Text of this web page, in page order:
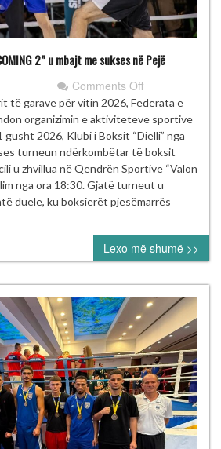
2” u mbajt me sukses në Pejë
Comments Offon
Turneu
i
Boksit
2”
u
mbajt
sukses
në
Pejë
të garave për vitin 2026, Federata e
organizimin e aktiviteteve sportive
gusht 2026, Klubi i Boksit “Dielli” nga
turneun ndërkombëtar të boksit
u zhvillua në Qendrën Sportive “Valon
nga ora 18:30. Gjatë turneut u
duele, ku boksierët pjesëmarrës
Lexo më shumë >>